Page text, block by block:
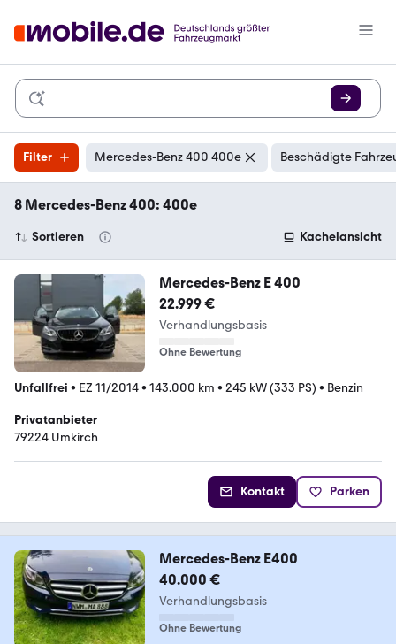
Filter Mercedes-Benz 400 400e Beschädigte
8 Mercedes-Benz 400: 400e
Sortieren Kachelansicht
Mercedes-Benz E 400
22.999 €
Verhandlungsbasis
Ohne Bewertung
Unfallfrei • EZ 11/2014• 143.000 km • 245 kW (333 PS) • Benzin
Privatanbieter
79224 Umkirch
Kontakt Parken
Mercedes-Benz E400
40.000 €
Verhandlungsbasis
Ohne Bewertung